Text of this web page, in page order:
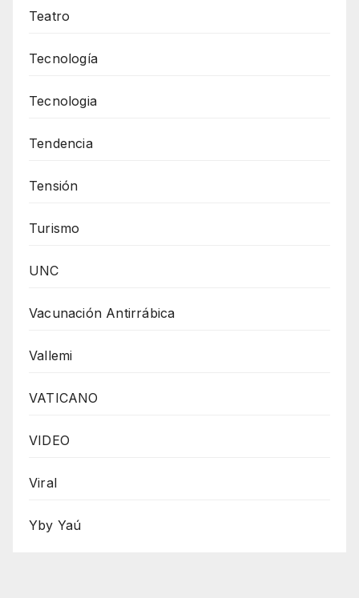
Teatro
Tecnología
Tecnologia
Tendencia
Tensión
Turismo
UNC
Vacunación Antirrábica
Vallemi
VATICANO
VIDEO
Viral
Yby Yaú